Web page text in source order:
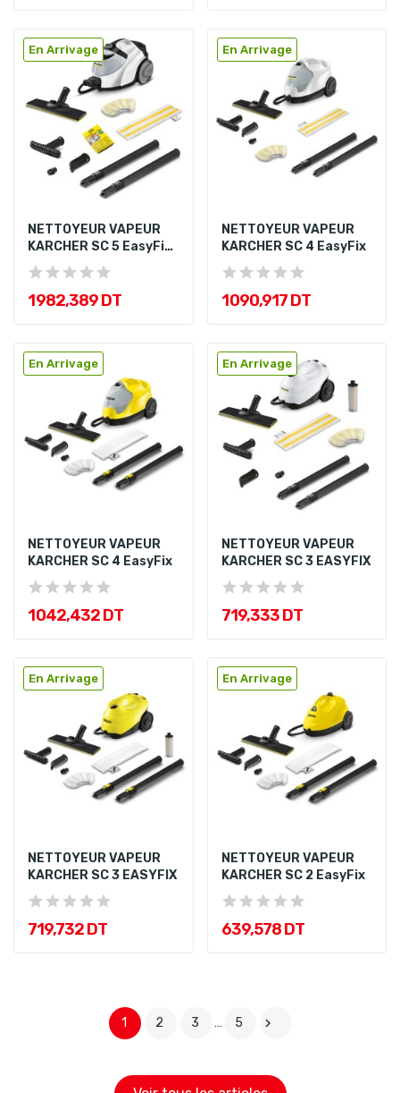
En Arrivage
NETTOYEUR VAPEUR
KARCHER SC 5 EasyFix
IRON PLUG
1 982,389 DT
En Arrivage
NETTOYEUR VAPEUR
KARCHER SC 4 EasyFix
1 090,917 DT
En Arrivage
NETTOYEUR VAPEUR
KARCHER SC 4 EasyFix
1 042,432 DT
En Arrivage
NETTOYEUR VAPEUR
KARCHER SC 3 EASYFIX
719,333 DT
En Arrivage
NETTOYEUR VAPEUR
KARCHER SC 3 EASYFIX
719,732 DT
En Arrivage
NETTOYEUR VAPEUR
KARCHER SC 2 EasyFix
639,578 DT
1 2 3 … 5 